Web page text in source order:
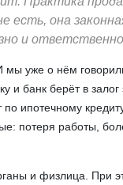
есть, она
и
мы уже о нём
и банк берёт в
ипотечному
потеря работы,
и физлица. При